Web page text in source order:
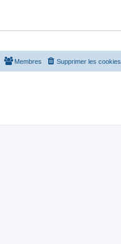
Supprimer les cookies
Membres